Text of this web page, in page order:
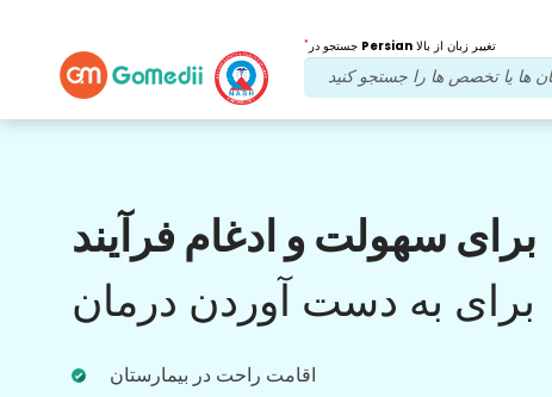
* Persian تغییر زبان از بالا
برای سهولت و ادغام فرآیند
برای به دست آوردن درمان
اقامت راحت در بیمارستان
مزایای ما
بعد از درمان پیگیری
مراقبت
کنید. به روز رسانی منظم در مورد نیازهای درمانی